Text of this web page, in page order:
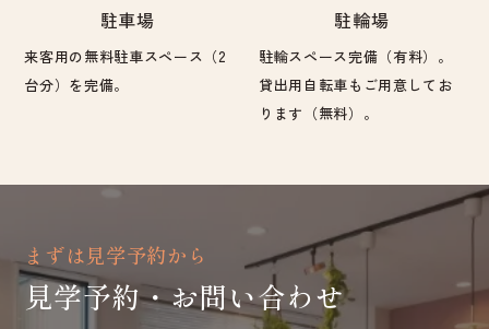
駐車場
来客用の無料駐車スペース（2
台分）を完備。
駐輪場
駐輪スペース完備（有料）。
貸出用自転車もご用意してお
ります（無料）。
まずは見学予約から
見学予約・お問い合わせ